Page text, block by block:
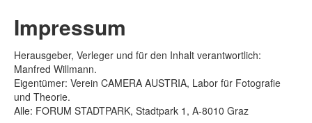
Impressum
Herausgeber, Verleger und für den Inhalt verantwortlich:
Manfred Willmann.
Eigentümer: Verein CAMERA AUSTRIA, Labor für Fotografie
und Theorie.
Alle: FORUM STADTPARK, Stadtpark 1, A-8010 Graz